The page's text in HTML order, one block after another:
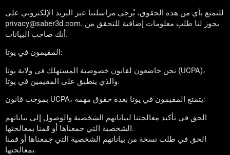
للتمتع بأي من هذه الحقوق، يُرجى مراسلتنا عبر البريد الإلكتروني على
privacy@saber3d.com. يجوز لنا طلب معلومات إضافية للتحقق من
أنك صاحب البيانات.
المقيمون في يوتا:
نحن خاضعون لقانون خصوصية المستهلك في ولاية يوتا (UCPA)،
والذي ينطبق على المقيمين في يوتا.
بموجب قانون UCPA، يتمتع المقيمون في يوتا بعدة حقوق مهمة:
الحق في تأكيد معالجتنا لبياناتهم الشخصية والوصول إلى بياناتهم
الشخصية التي جمعناها أو قمنا بمعالجتها.
الحق في طلب نسخة من بياناتهم الشخصية التي جمعناها أو قمنا
بمعالجتها.